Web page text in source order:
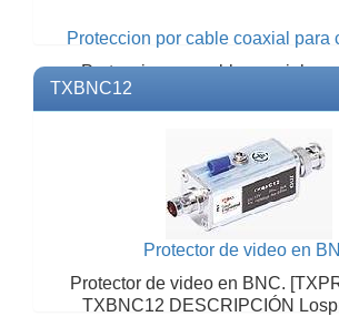
Proteccion por cable coaxial para
Proteccion por cable coaxial
analogicas.Modelo:
TXBNC12
Protector de video en
Protector de video en BNC.
TXBNC12 DESCRIPCIÓN